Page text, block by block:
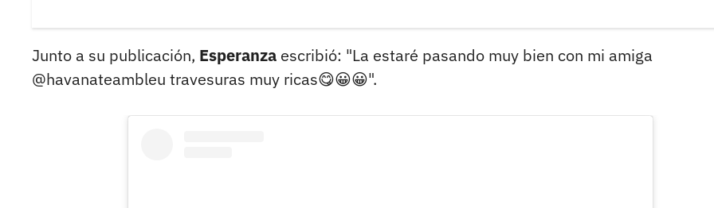
Junto a su publicación, Esperanza escribió: "La estaré pasando muy bien con mi amiga
@havanateambleu travesuras muy ricas😋😀😀".